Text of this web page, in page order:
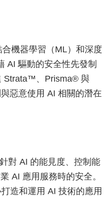
機器學習（ML）和深度
AI 驅動的安全性先發制
Strata™、Prisma® 與
惡意使用 AI 相關的潛在
對 AI 的能見度、控制能
AI 應用服務時的安全。
造和運用 AI 技術的應用